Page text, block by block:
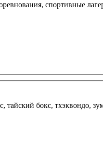
спортивные
тайский бокс, тхэквондо,